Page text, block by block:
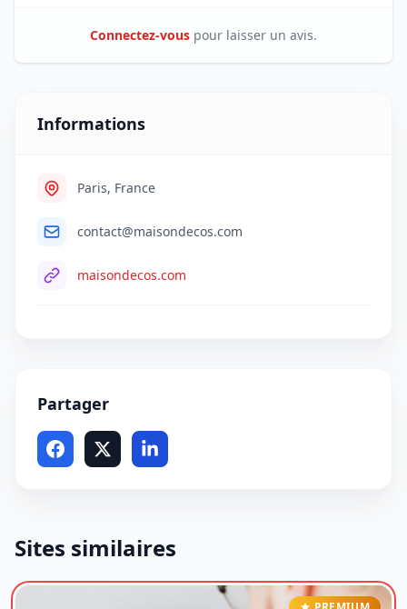
Connectez-vous pour laisser un avis.
Informations
Paris, France
contact@maisondecos.com
maisondecos.com
Partager
Sites similaires